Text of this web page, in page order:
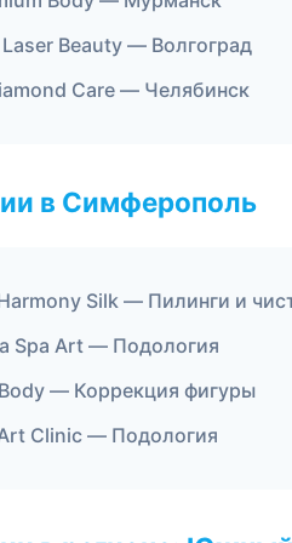
Beauty — Волгоград
Care — Челябинск
в Симферополь
Silk — Пилинги и
Spa Art — Подология
— Коррекция фигуры
Clinic — Подология